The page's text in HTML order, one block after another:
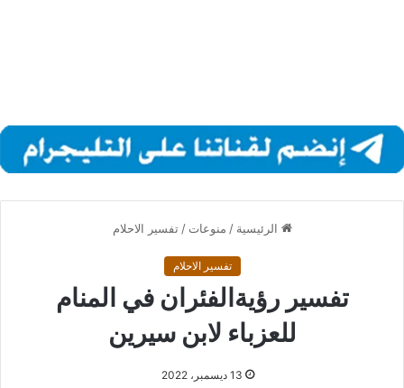
الرئيسية / منوعات / تفسير الاحلام
تفسير الاحلام
تفسير رؤيةالفئران في المنام
للعزباء لابن سيرين
13 ديسمبر، 2022